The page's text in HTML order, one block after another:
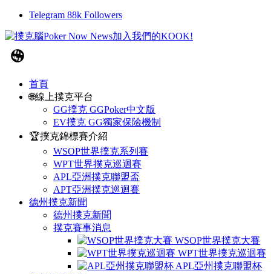
Telegram 88k Followers
首頁
🌐線上撲克平台
GG撲克 GGPoker中文版
EV撲克 GG獨家保險機制
🏆撲克錦標賽介紹
WSOP世界撲克系列賽
WPT世界撲克巡迴賽
APL亞洲撲克聯盟盃
APT亞洲撲克巡迴賽
德州撲克新聞
德州撲克新聞
撲克賽事消息
WSOP世界撲克大賽
WPT世界撲克巡迴賽
APL亞州撲克聯盟杯